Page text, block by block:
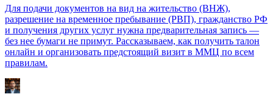
Для подачи документов на вид на жительство (ВНЖ),
разрешение на временное пребывание (РВП), гражданство РФ
и получения других услуг нужна предварительная запись —
без нее бумаги не примут. Рассказываем, как получить талон
онлайн и организовать предстоящий визит в ММЦ по всем
правилам.